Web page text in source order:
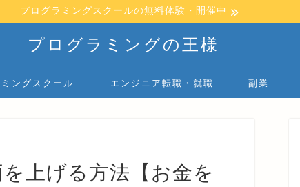
プログラミングスクールの無料体験・開催中
プログラミングの王様
ングスクール エンジニア転職・就職 副業
上げる方法【お金を